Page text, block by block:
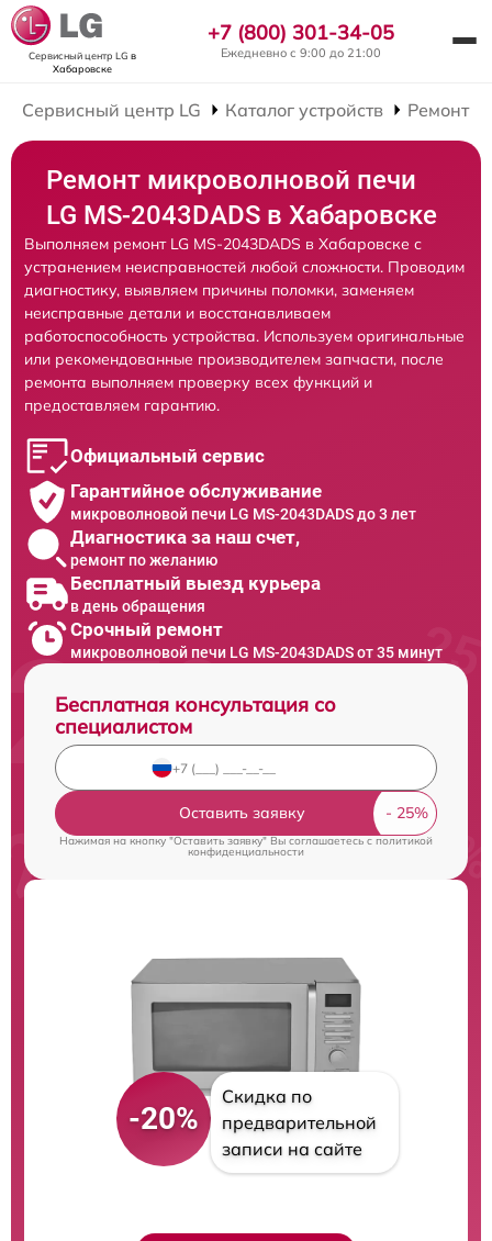
Сервисный центр LG в
Хабаровске
+7 (800) 301-34-05
Ежедневно с 9:00 до 21:00
Сервисный центр LG Каталог устройств Ремонт
Ремонт микроволновой печи
LG MS-2043DADS в Хабаровске
Выполняем ремонт LG MS-2043DADS в Хабаровске с
устранением неисправностей любой сложности. Проводим
диагностику, выявляем причины поломки, заменяем
неисправные детали и восстанавливаем
работоспособность устройства. Используем оригинальные
или рекомендованные производителем запчасти, после
ремонта выполняем проверку всех функций и
предоставляем гарантию.
Официальный сервис
Гарантийное обслуживание
микроволновой печи LG MS-2043DADS до 3 лет
Диагностика за наш счет,
ремонт по желанию
Бесплатный выезд курьера
в день обращения
Срочный ремонт
микроволновой печи LG MS-2043DADS от 35 минут
Бесплатная консультация со
специалистом
Оставить заявку
Нажимая на кнопку "Оставить заявку" Вы соглашаетесь cполитикой
конфиденциальности
-20%
Скидка по
предварительной
записи на сайте